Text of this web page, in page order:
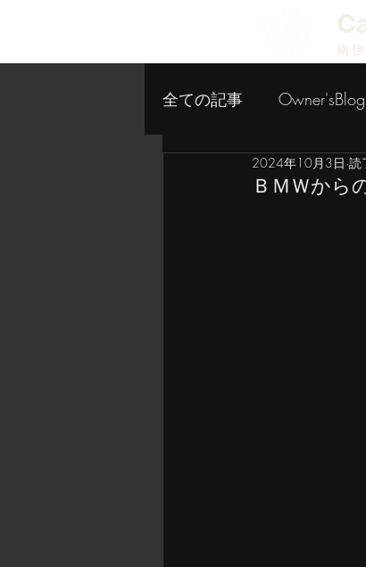
南
全ての記事 Owner'sBlog
小屋作り内装編
ＢＭＷから
2024年10月3日 読